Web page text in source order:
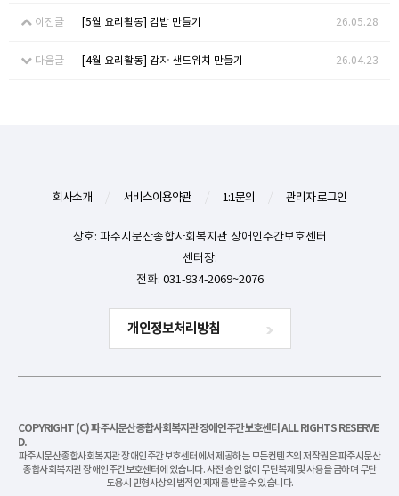
이전글 [5월 요리활동] 김밥 만들기 26.05.28
다음글 [4월 요리활동] 감자 샌드위치 만들기 26.04.23
회사소개 서비스이용약관 1:1문의 관리자 로그인
상호: 파주시문산종합사회복지관 장애인주간보호센터
센터장:
전화: 031-934-2069~2076
개인정보처리방침
COPYRIGHT (C) 파주시문산종합사회복지관 장애인주간보호센터 ALL RIGHTS RESERVE
D.
파주시문산종합사회복지관 장애인주간보호센터에서 제공하는 모든컨텐츠의 저작권은 파주시문산
종합사회복지관 장애인주간보호센터에 있습니다. 사전 승인 없이 무단복제 및 사용을 금하며 무단
도용시 민형사상의 법적인 제재를 받을 수 있습니다.